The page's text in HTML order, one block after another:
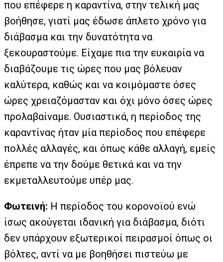
που επέφερε η καραντίνα, στην τελική μας
βοήθησε, γιατί μας έδωσε άπλετο χρόνο για
διάβασμα και την δυνατότητα να
ξεκουραστούμε. Είχαμε πια την ευκαιρία να
διαβάζουμε τις ώρες που μας βόλευαν
καλύτερα, καθώς και να κοιμόμαστε όσες
ώρες χρειαζόμασταν και όχι μόνο όσες ώρες
προλαβαίναμε. Ουσιαστικά, η περίοδος της
καραντίνας ήταν μία περίοδος που επέφερε
πολλές αλλαγές, και όπως κάθε αλλαγή, εμείς
έπρεπε να την δούμε θετικά και να την
εκμεταλλευτούμε υπέρ μας.
Φωτεινή: Η περίοδος του κορονοϊού ενώ
ίσως ακούγεται ιδανική για διάβασμα, διότι
δεν υπάρχουν εξωτερικοί πειρασμοί όπως οι
βόλτες, αντί να με βοηθήσει πιστεύω με